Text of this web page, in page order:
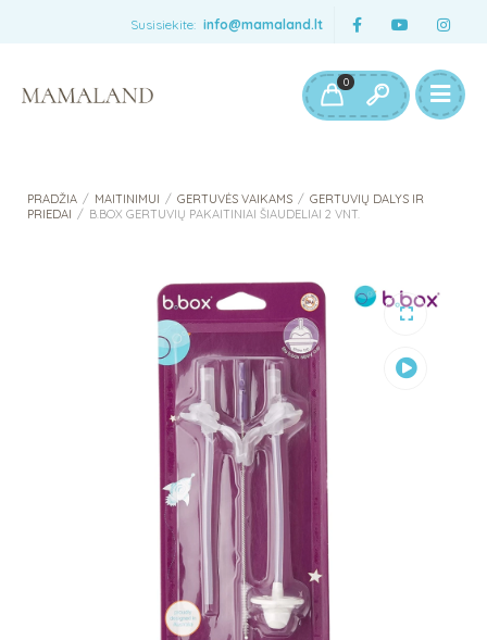
Susisiekite: info@mamaland.lt
0
PRADŽIA / MAITINIMUI / GERTUVĖS VAIKAMS / GERTUVIŲ DALYS IR
PRIEDAI / B.BOX GERTUVIŲ PAKAITINIAI ŠIAUDELIAI 2 VNT.